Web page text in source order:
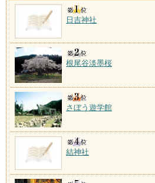
日吉神社
根尾谷淡墨桜
さぼう遊学館
結神社